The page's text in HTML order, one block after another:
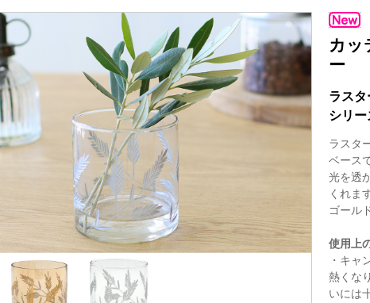
カッ
ー
ラス
シリー
ラスタ
ベース
光を透
くれま
ゴール
使用上
・キャ
熱くな
いには